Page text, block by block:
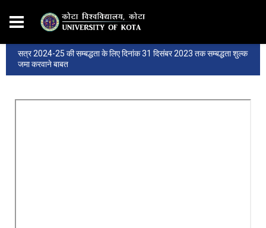
सत्र 2024-25 की सम्‍बद्धता के लिए दिनांक 31 दिसंबर 2023 तक सम्‍बद्धता शुल्‍क
जमा करवाने बाबत